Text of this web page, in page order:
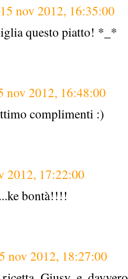
15 nov 2012, 16:35:00
questo piatto! *_*
nov 2012, 16:48:00
complimenti :)
2012, 17:22:00
bontà!!!!
nov 2012, 18:27:00